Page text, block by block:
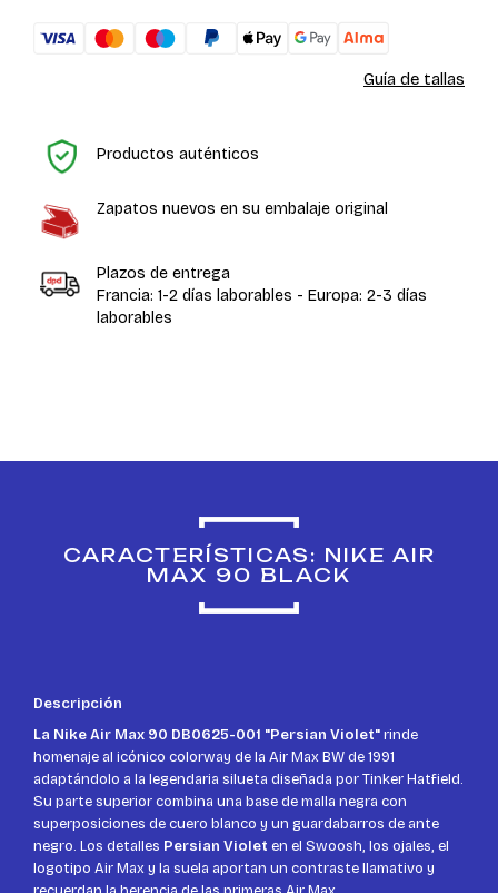
Guía de tallas
Productos auténticos
Zapatos nuevos en su embalaje original
Plazos de entrega
Francia: 1-2 días laborables - Europa: 2-3 días
laborables
CARACTERÍSTICAS: NIKE AIR
MAX 90 BLACK
Descripción
La Nike Air Max 90 DB0625-001 "Persian Violet"rinde
homenaje al icónico colorway de la Air Max BW de 1991
adaptándolo a la legendaria silueta diseñada por Tinker Hatfield.
Su parte superior combina una base de malla negra con
superposiciones de cuero blanco y un guardabarros de ante
negro. Los detalles Persian Violet en el Swoosh, los ojales, el
logotipo Air Max y la suela aportan un contraste llamativo y